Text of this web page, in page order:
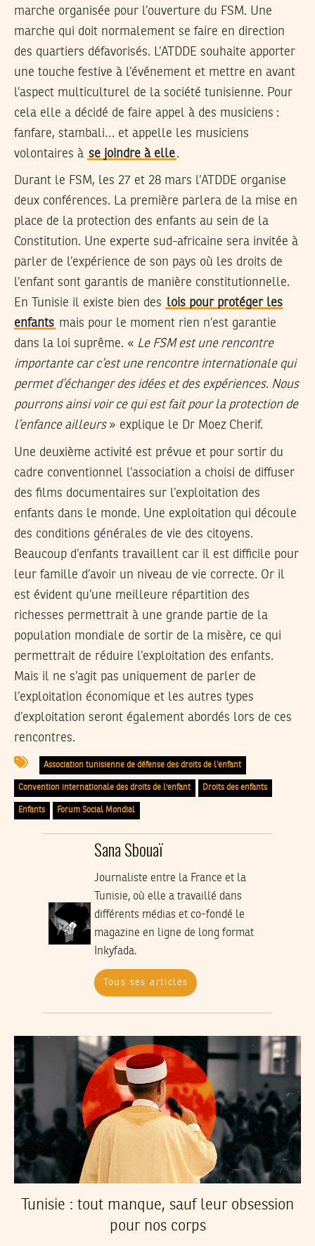
marche organisée pour l’ouverture du FSM. Une
marche qui doit normalement se faire en direction
des quartiers défavorisés. L’ATDDE souhaite apporter
une touche festive à l’événement et mettre en avant
l’aspect multiculturel de la société tunisienne. Pour
cela elle a décidé de faire appel à des musiciens :
fanfare, stambali… et appelle les musiciens
volontaires à se joindre à elle.
Durant le FSM, les 27 et 28 mars l’ATDDE organise
deux conférences. La première parlera de la mise en
place de la protection des enfants au sein de la
Constitution. Une experte sud-africaine sera invitée à
parler de l’expérience de son pays où les droits de
l’enfant sont garantis de manière constitutionnelle.
En Tunisie il existe bien des lois pour protéger les
enfants mais pour le moment rien n’est garantie
dans la loi suprême. « Le FSM est une rencontre
importante car c’est une rencontre internationale qui
permet d’échanger des idées et des expériences. Nous
pourrons ainsi voir ce qui est fait pour la protection de
l’enfance ailleurs» explique le Dr Moez Cherif.
Une deuxième activité est prévue et pour sortir du
cadre conventionnel l’association a choisi de diffuser
des films documentaires sur l’exploitation des
enfants dans le monde. Une exploitation qui découle
des conditions générales de vie des citoyens.
Beaucoup d’enfants travaillent car il est difficile pour
leur famille d’avoir un niveau de vie correcte. Or il
est évident qu’une meilleure répartition des
richesses permettrait à une grande partie de la
population mondiale de sortir de la misère, ce qui
permettrait de réduire l’exploitation des enfants.
Mais il ne s’agit pas uniquement de parler de
l’exploitation économique et les autres types
d’exploitation seront également abordés lors de ces
rencontres.
Association tunisienne de défense des droits de l’enfant
Convention internationale des droits de l'enfant Droits des enfants
Enfants Forum Social Mondial
Sana Sbouaï
Journaliste entre la France et la
Tunisie, où elle a travaillé dans
différents médias et co-fondé le
magazine en ligne de long format
Inkyfada.
Tous ses articles
Tunisie : tout manque, sauf leur obsession
pour nos corps